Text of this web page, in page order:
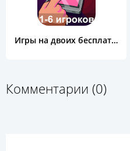
Игры на двоих бесплатно
Комментарии (0)